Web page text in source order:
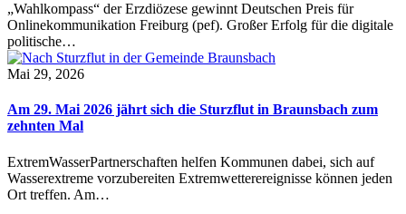
„Wahlkompass“ der Erzdiözese gewinnt Deutschen Preis für
Onlinekommunikation Freiburg (pef). Großer Erfolg für die digitale
politische…
Mai 29, 2026
Am 29. Mai 2026 jährt sich die Sturzflut in Braunsbach zum
zehnten Mal
ExtremWasserPartnerschaften helfen Kommunen dabei, sich auf
Wasserextreme vorzubereiten Extremwetterereignisse können jeden
Ort treffen. Am…